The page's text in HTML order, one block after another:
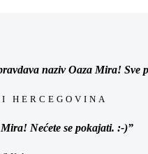
naziv Oaza Mira! Sve
HERCEGOVINA
Nećete se pokajati. :-)”